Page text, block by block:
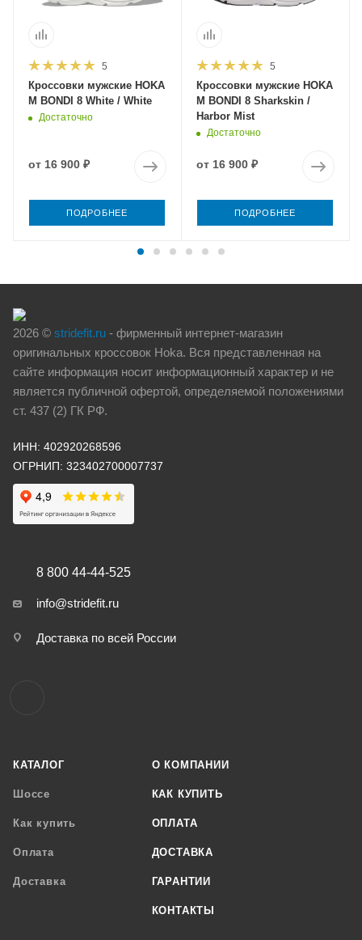
5
Кроссовки мужские HOKA
M BONDI 8 White / White
Достаточно
от 16 900 ₽
ПОДРОБНЕЕ
5
Кроссовки мужские HOKA
M BONDI 8 Sharkskin /
Harbor Mist
Достаточно
от 16 900 ₽
ПОДРОБНЕЕ
2026 © stridefit.ru - фирменный интернет-магазин
оригинальных кроссовок Hoka. Вся представленная на
сайте информация носит информационный характер и не
является публичной офертой, определяемой положениями
ст. 437 (2) ГК РФ.
ИНН: 402920268596
ОГРНИП: 323402700007737
КАТАЛОГ
Шоссе
Как купить
Оплата
Доставка
О КОМПАНИИ
КАК КУПИТЬ
ОПЛАТА
ДОСТАВКА
ГАРАНТИИ
КОНТАКТЫ
8 800 44-44-525
info@stridefit.ru
Доставка по всей России